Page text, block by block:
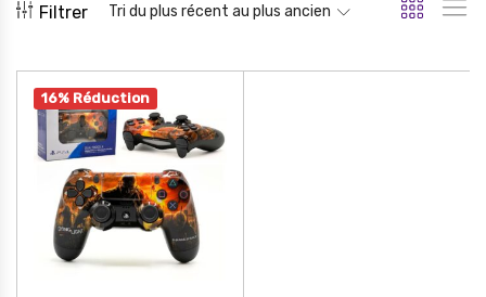
Filtrer Tri du plus récent au plus ancien
16% Réduction